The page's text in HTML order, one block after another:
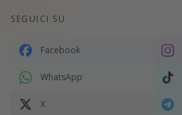
SEGUICI SU
Facebook
WhatsApp
X